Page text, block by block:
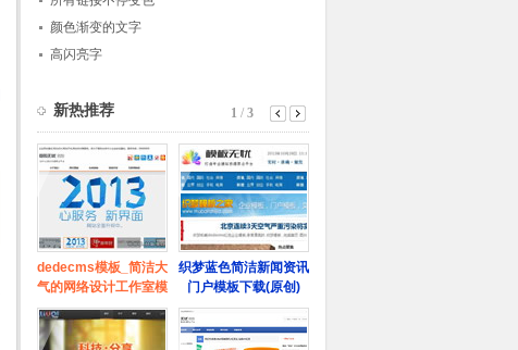
颜色渐变的文字
高闪亮字